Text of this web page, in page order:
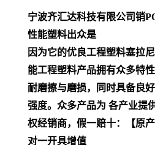
宁波齐汇达科技有限公司销
性能塑料出众是
因为它的优良工程塑料塞拉
能工程塑料产品拥有众多特
耐磨擦与磨损，同时具备良
强度。众多产品为 各产业提
权经销商，假一赔十：【原
对一开具增值